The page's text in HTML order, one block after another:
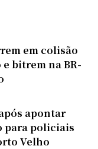
em colisão
bitrem na BR-
apontar
para policiais
Velho